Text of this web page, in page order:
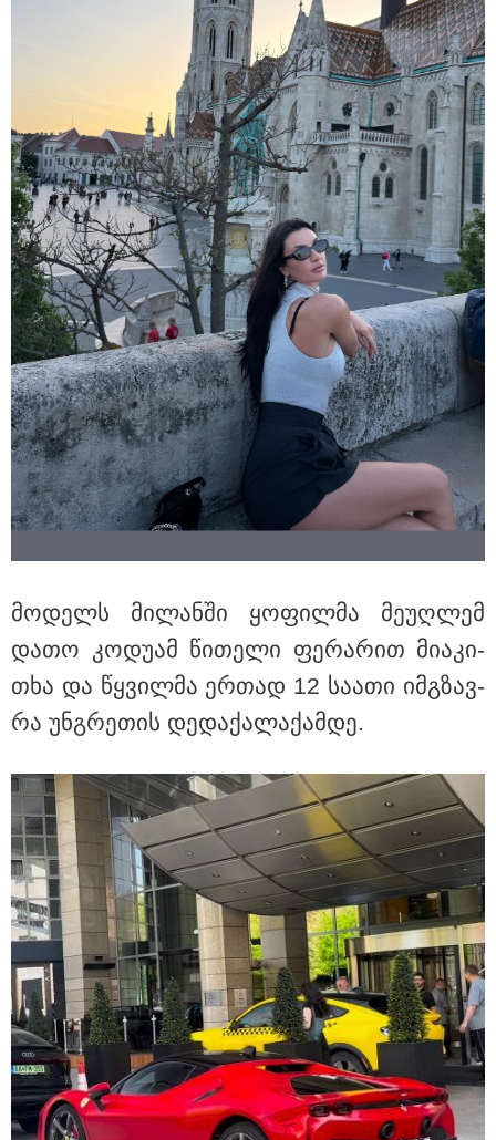
"კაფეში ყავის საყიდლად შევედი. შემთხვევით
შევხვდი ამ ქალბატონს, მითხრა, რომ თბილისზე
სიუჟეტს ვაკეთებო და..." - რას ამბობს კახა კალაძე
რუსულენოვან ბლოგერთან ინტერვიუზე
13:53 / 10-08-2026
"ოთარ ფარცხალაძე ძებნაში კი არ იმყოფება,
იმყოფება იმ ქვეყანაში, რომლის მოქალაქეცაა" -
ადვოკატი
12:36 / 10-08-2026
"დიემჯი ჯგუფი” "ლაგუნა ვერეს“, აბრეშუმისა და
თამბაქოს ფაბრიკების ტერიტორიის განვითარების
ახალ ეტაპს იწყებს
მო­დელს მი­ლან­ში ყო­ფილ­მა მე­უღ­ლემ
დათო კო­დუ­ამ წი­თე­ლი ფერ­ა­რით მი­ა­კი­
თხა და წყვილ­მა ერ­თად 12 სა­ა­თი იმ­გზავ­
რა უნ­გრე­თის დე­და­ქა­ლა­ქამ­დე.